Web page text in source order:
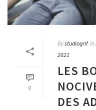
0
Bystudiogrif In
2021
LES
DES